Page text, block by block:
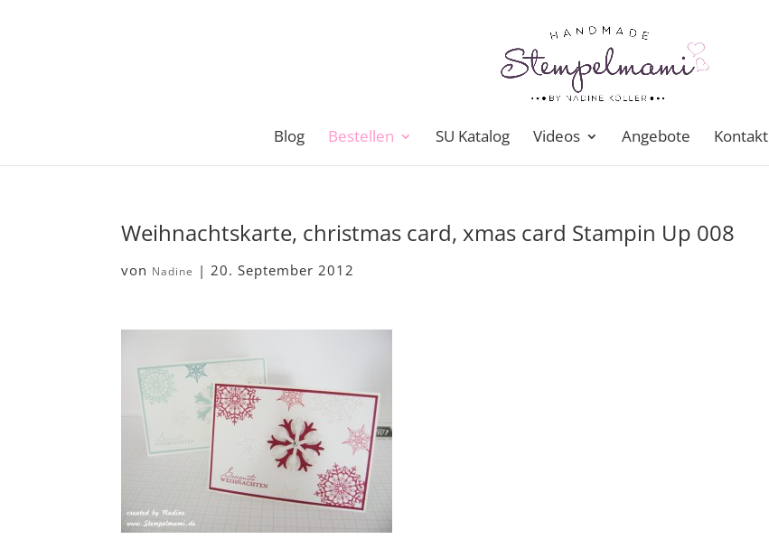
Blog Bestellen SU Katalog Videos Angebote Kontakt
Weihnachtskarte, christmas card, xmas card Stampin Up 008
von Nadine |20. September 2012